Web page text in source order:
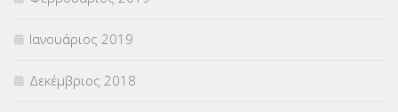
Ιανουάριος 2019
Δεκέμβριος 2018